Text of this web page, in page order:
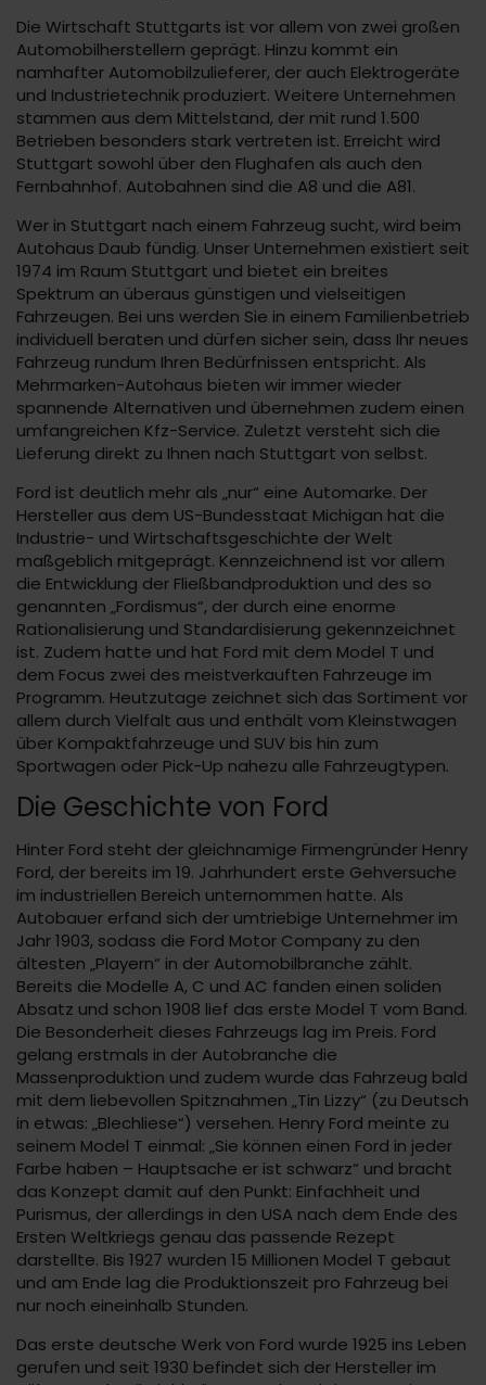
Die Wirtschaft Stuttgarts ist vor allem von zwei großen
Automobilherstellern geprägt. Hinzu kommt ein
namhafter Automobilzulieferer, der auch Elektrogeräte
und Industrietechnik produziert. Weitere Unternehmen
stammen aus dem Mittelstand, der mit rund 1.500
Betrieben besonders stark vertreten ist. Erreicht wird
Stuttgart sowohl über den Flughafen als auch den
Fernbahnhof. Autobahnen sind die A8 und die A81.
Wer in Stuttgart nach einem Fahrzeug sucht, wird beim
Autohaus Daub fündig. Unser Unternehmen existiert seit
1974 im Raum Stuttgart und bietet ein breites
Spektrum an überaus günstigen und vielseitigen
Fahrzeugen. Bei uns werden Sie in einem Familienbetrieb
individuell beraten und dürfen sicher sein, dass Ihr neues
Fahrzeug rundum Ihren Bedürfnissen entspricht. Als
Mehrmarken-Autohaus bieten wir immer wieder
spannende Alternativen und übernehmen zudem einen
umfangreichen Kfz-Service. Zuletzt versteht sich die
Lieferung direkt zu Ihnen nach Stuttgart von selbst.
Ford ist deutlich mehr als „nur“ eine Automarke. Der
Hersteller aus dem US-Bundesstaat Michigan hat die
Industrie- und Wirtschaftsgeschichte der Welt
maßgeblich mitgeprägt. Kennzeichnend ist vor allem
die Entwicklung der Fließbandproduktion und des so
genannten „Fordismus“, der durch eine enorme
Rationalisierung und Standardisierung gekennzeichnet
ist. Zudem hatte und hat Ford mit dem Model T und
dem Focus zwei des meistverkauften Fahrzeuge im
Programm. Heutzutage zeichnet sich das Sortiment vor
allem durch Vielfalt aus und enthält vom Kleinstwagen
über Kompaktfahrzeuge und SUV bis hin zum
Sportwagen oder Pick-Up nahezu alle Fahrzeugtypen.
Die Geschichte von Ford
Hinter Ford steht der gleichnamige Firmengründer Henry
Ford, der bereits im 19. Jahrhundert erste Gehversuche
im industriellen Bereich unternommen hatte. Als
Autobauer erfand sich der umtriebige Unternehmer im
Jahr 1903, sodass die Ford Motor Company zu den
ältesten „Playern“ in der Automobilbranche zählt.
Bereits die Modelle A, C und AC fanden einen soliden
Absatz und schon 1908 lief das erste Model T vom Band.
Die Besonderheit dieses Fahrzeugs lag im Preis. Ford
gelang erstmals in der Autobranche die
Massenproduktion und zudem wurde das Fahrzeug bald
mit dem liebevollen Spitznahmen „Tin Lizzy“ (zu Deutsch
in etwas: „Blechliese“) versehen. Henry Ford meinte zu
seinem Model T einmal: „Sie können einen Ford in jeder
Farbe haben – Hauptsache er ist schwarz“ und bracht
das Konzept damit auf den Punkt: Einfachheit und
Purismus, der allerdings in den USA nach dem Ende des
Ersten Weltkriegs genau das passende Rezept
darstellte. Bis 1927 wurden 15 Millionen Model T gebaut
und am Ende lag die Produktionszeit pro Fahrzeug bei
nur noch eineinhalb Stunden.
Das erste deutsche Werk von Ford wurde 1925 ins Leben
gerufen und seit 1930 befindet sich der Hersteller im